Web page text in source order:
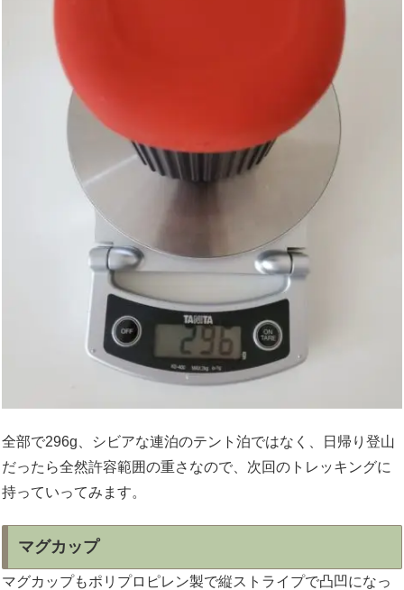
全部で296g、シビアな連泊のテント泊ではなく、日帰り登山
だったら全然許容範囲の重さなので、次回のトレッキングに
持っていってみます。
マグカップ
マグカップもポリプロピレン製で縦ストライプで凸凹になっ